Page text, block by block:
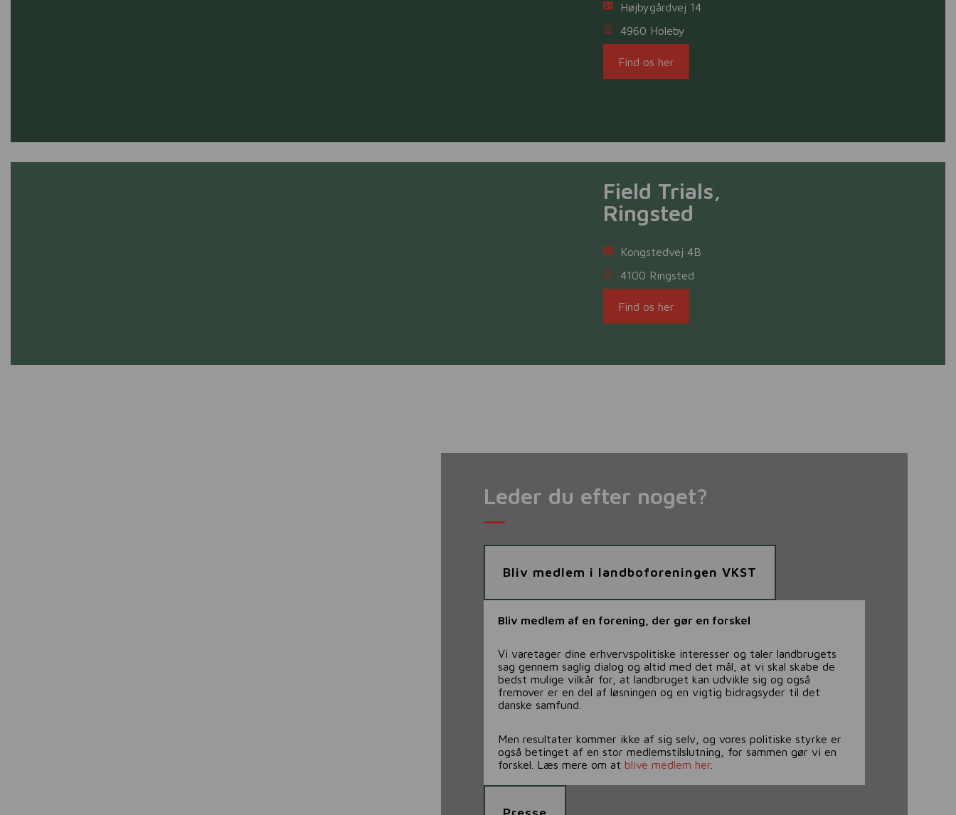
Højbygårdvej 14
4960 Holeby
Find os her
Field Trials,
Ringsted
Kongstedvej 4B
4100 Ringsted
Find os her
Leder du efter noget?
Bliv medlem i landboforeningen VKST
Bliv medlem af en forening, der gør en forskel
Vi varetager dine erhvervspolitiske interesser og taler landbrugets
sag gennem saglig dialog og altid med det mål, at vi skal skabe de
bedst mulige vilkår for, at landbruget kan udvikle sig og også
fremover er en del af løsningen og en vigtig bidragsyder til det
danske samfund.
Men resultater kommer ikke af sig selv, og vores politiske styrke er
også betinget af en stor medlemstilslutning, for sammen gør vi en
forskel. Læs mere om at blive medlem her.